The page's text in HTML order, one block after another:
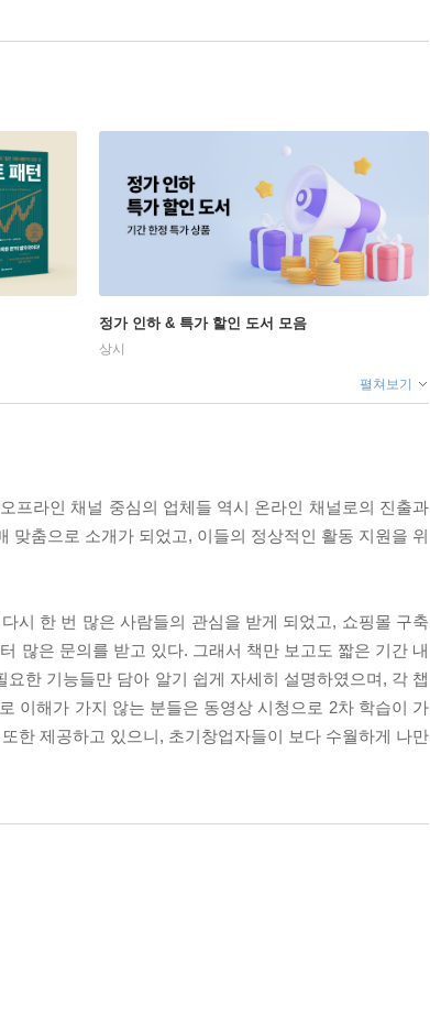
정가 인하 & 특가 할인 도서 모음
상시
펼쳐보기
프라인 채널 중심의 업체들 역시 온라인 채널로의 진출과
맞춤으로 소개가 되었고, 이들의 정상적인 활동 지원을 위
시 한 번 많은 사람들의 관심을 받게 되었고, 쇼핑몰 구축
많은 문의를 받고 있다. 그래서 책만 보고도 짧은 기간 내
한 기능들만 담아 알기 쉽게 자세히 설명하였으며, 각 챕
이해가 가지 않는 분들은 동영상 시청으로 2차 학습이 가
한 제공하고 있으니, 초기창업자들이 보다 수월하게 나만